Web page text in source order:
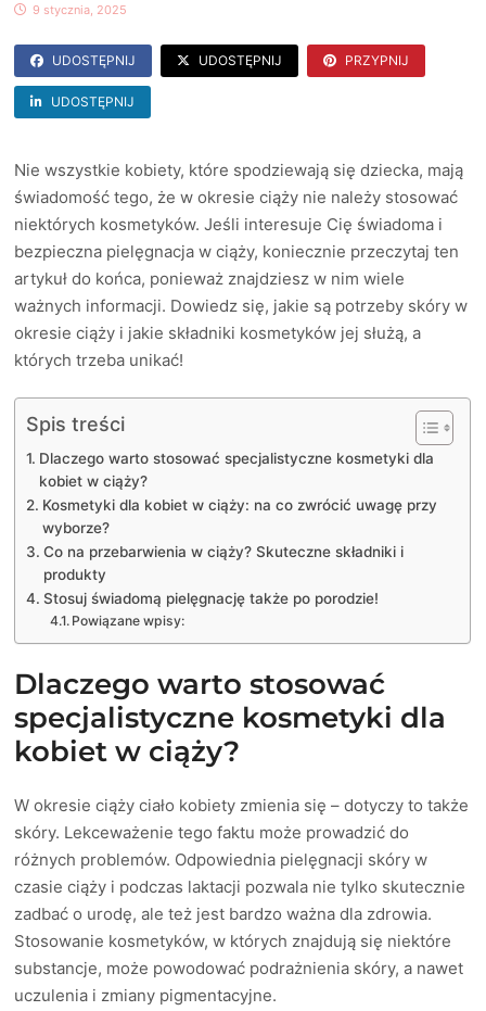
9 stycznia, 2025
UDOSTĘPNIJ UDOSTĘPNIJ PRZYPNIJ
UDOSTĘPNIJ
Nie wszystkie kobiety, które spodziewają się dziecka, mają
świadomość tego, że w okresie ciąży nie należy stosować
niektórych kosmetyków. Jeśli interesuje Cię świadoma i
bezpieczna pielęgnacja w ciąży, koniecznie przeczytaj ten
artykuł do końca, ponieważ znajdziesz w nim wiele
ważnych informacji. Dowiedz się, jakie są potrzeby skóry w
okresie ciąży i jakie składniki kosmetyków jej służą, a
których trzeba unikać!
Spis treści
Dlaczego warto stosować specjalistyczne kosmetyki dla
kobiet w ciąży?
Kosmetyki dla kobiet w ciąży: na co zwrócić uwagę przy
wyborze?
Co na przebarwienia w ciąży? Skuteczne składniki i
produkty
Stosuj świadomą pielęgnację także po porodzie!
Powiązane wpisy:
Dlaczego warto stosować
specjalistyczne kosmetyki dla
kobiet w ciąży?
W okresie ciąży ciało kobiety zmienia się – dotyczy to także
skóry. Lekceważenie tego faktu może prowadzić do
różnych problemów. Odpowiednia pielęgnacji skóry w
czasie ciąży i podczas laktacji pozwala nie tylko skutecznie
zadbać o urodę, ale też jest bardzo ważna dla zdrowia.
Stosowanie kosmetyków, w których znajdują się niektóre
substancje, może powodować podrażnienia skóry, a nawet
uczulenia i zmiany pigmentacyjne.